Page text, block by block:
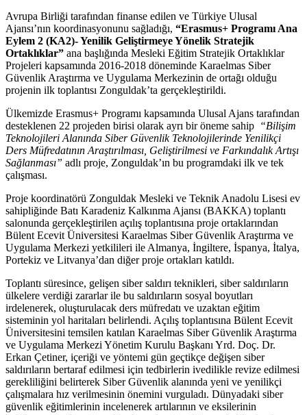
Avrupa Birliği tarafından finanse edilen ve Türkiye Ulusal
Ajansı’nın koordinasyonunu sağladığı, “Erasmus+ Programı Ana
Eylem 2 (KA2)- Yenilik Geliştirmeye Yönelik Stratejik
Ortaklıklar” ana başlığında Mesleki Eğitim Stratejik Ortaklıklar
Projeleri kapsamında 2016-2018 döneminde Karaelmas Siber
Güvenlik Araştırma ve Uygulama Merkezinin de ortağı olduğu
projenin ilk toplantısı Zonguldak’ta gerçekleştirildi.
Ülkemizde Erasmus+ Programı kapsamında Ulusal Ajans tarafından
desteklenen 22 projeden birisi olarak ayrı bir öneme sahip “Bilişim
Teknolojileri Alanında Siber Güvenlik Teknolojilerinde Yenilikçi
Ders Müfredatının Araştırılması, Geliştirilmesi ve Farkındalık Artışı
Sağlanması” adlı proje, Zonguldak’ın bu programdaki ilk ve tek
çalışması.
Proje koordinatörü Zonguldak Mesleki ve Teknik Anadolu Lisesi ev
sahipliğinde Batı Karadeniz Kalkınma Ajansı (BAKKA) toplantı
salonunda gerçekleştirilen açılış toplantısına proje ortaklarından
Bülent Ecevit Üniversitesi Karaelmas Siber Güvenlik Araştırma ve
Uygulama Merkezi yetkilileri ile Almanya, İngiltere, İspanya, İtalya,
Portekiz ve Litvanya’dan diğer proje ortakları katıldı.
Toplantı süresince, gelişen siber saldırı teknikleri, siber saldırıların
ülkelere verdiği zararlar ile bu saldırıların sosyal boyutları
irdelenerek, oluşturulacak ders müfredatı ve uzaktan eğitim
sisteminin yol haritaları belirlendi. Açılış toplantısına Bülent Ecevit
Üniversitesini temsilen katılan Karaelmas Siber Güvenlik Araştırma
ve Uygulama Merkezi Yönetim Kurulu Başkanı Yrd. Doç. Dr.
Erkan Çetiner, içeriği ve yöntemi gün geçtikçe değişen siber
saldırıların bertaraf edilmesi için tedbirlerin ivedilikle revize edilmesi
gerekliliğini belirterek Siber Güvenlik alanında yeni ve yenilikçi
çalışmalara hız verilmesinin önemini vurguladı. Dünyadaki siber
güvenlik eğitimlerinin incelenerek artılarının ve eksilerinin